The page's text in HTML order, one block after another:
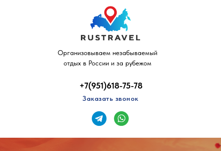
Организовываем незабываемый
отдых в России и за рубежом
+7(951)618-75-78
Заказать звонок